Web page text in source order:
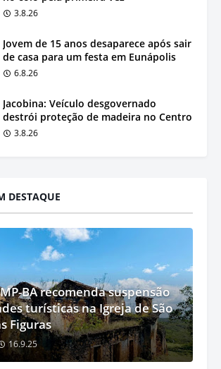
3.8.26
Jovem de 15 anos desaparece após sair
de casa para um festa em Eunápolis
6.8.26
Jacobina: Veículo desgovernado
destrói proteção de madeira no Centro
3.8.26
DESTAQUE
BA recomenda suspensão
turísticas na Igreja de São
Figuras
16.9.25